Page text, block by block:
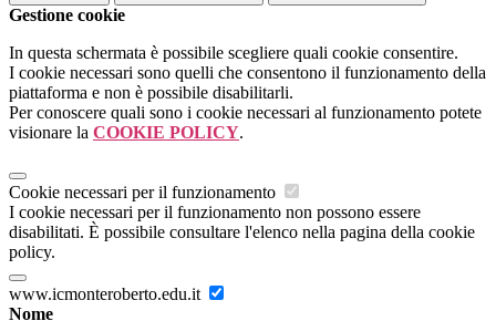
Gestione cookie
In questa schermata è possibile scegliere quali cookie consentire.
I cookie necessari sono quelli che consentono il funzionamento della
piattaforma e non è possibile disabilitarli.
Per conoscere quali sono i cookie necessari al funzionamento potete
visionare la COOKIE POLICY.
Cookie necessari per il funzionamento
I cookie necessari per il funzionamento non possono essere
disabilitati. È possibile consultare l'elenco nella pagina della cookie
policy.
www.icmonteroberto.edu.it
Nome